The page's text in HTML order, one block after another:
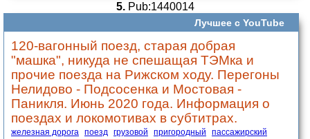
5.Pub:1440014
Лучшее с YouTube
120-вагонный поезд, старая добрая
"машка", никуда не спешащая ТЭМка и
прочие поезда на Рижском ходу. Перегоны
Нелидово - Подсосенка и Мостовая -
Паникля. Июнь 2020 года. Информация о
поездах и локомотивах в субтитрах.
железная дорога поезд грузовой пригородный
пассажирский